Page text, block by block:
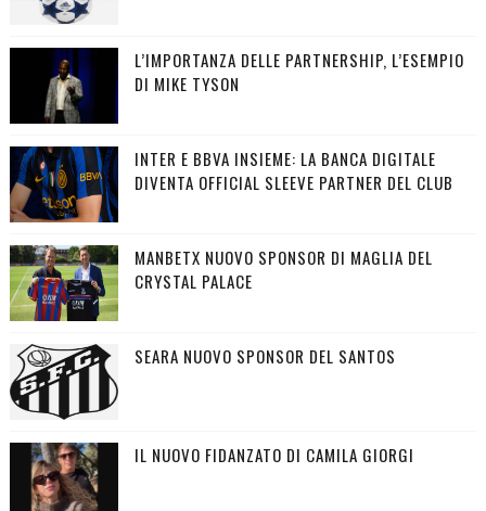
L’IMPORTANZA DELLE PARTNERSHIP, L’ESEMPIO
DI MIKE TYSON
INTER E BBVA INSIEME: LA BANCA DIGITALE
DIVENTA OFFICIAL SLEEVE PARTNER DEL CLUB
MANBETX NUOVO SPONSOR DI MAGLIA DEL
CRYSTAL PALACE
SEARA NUOVO SPONSOR DEL SANTOS
IL NUOVO FIDANZATO DI CAMILA GIORGI